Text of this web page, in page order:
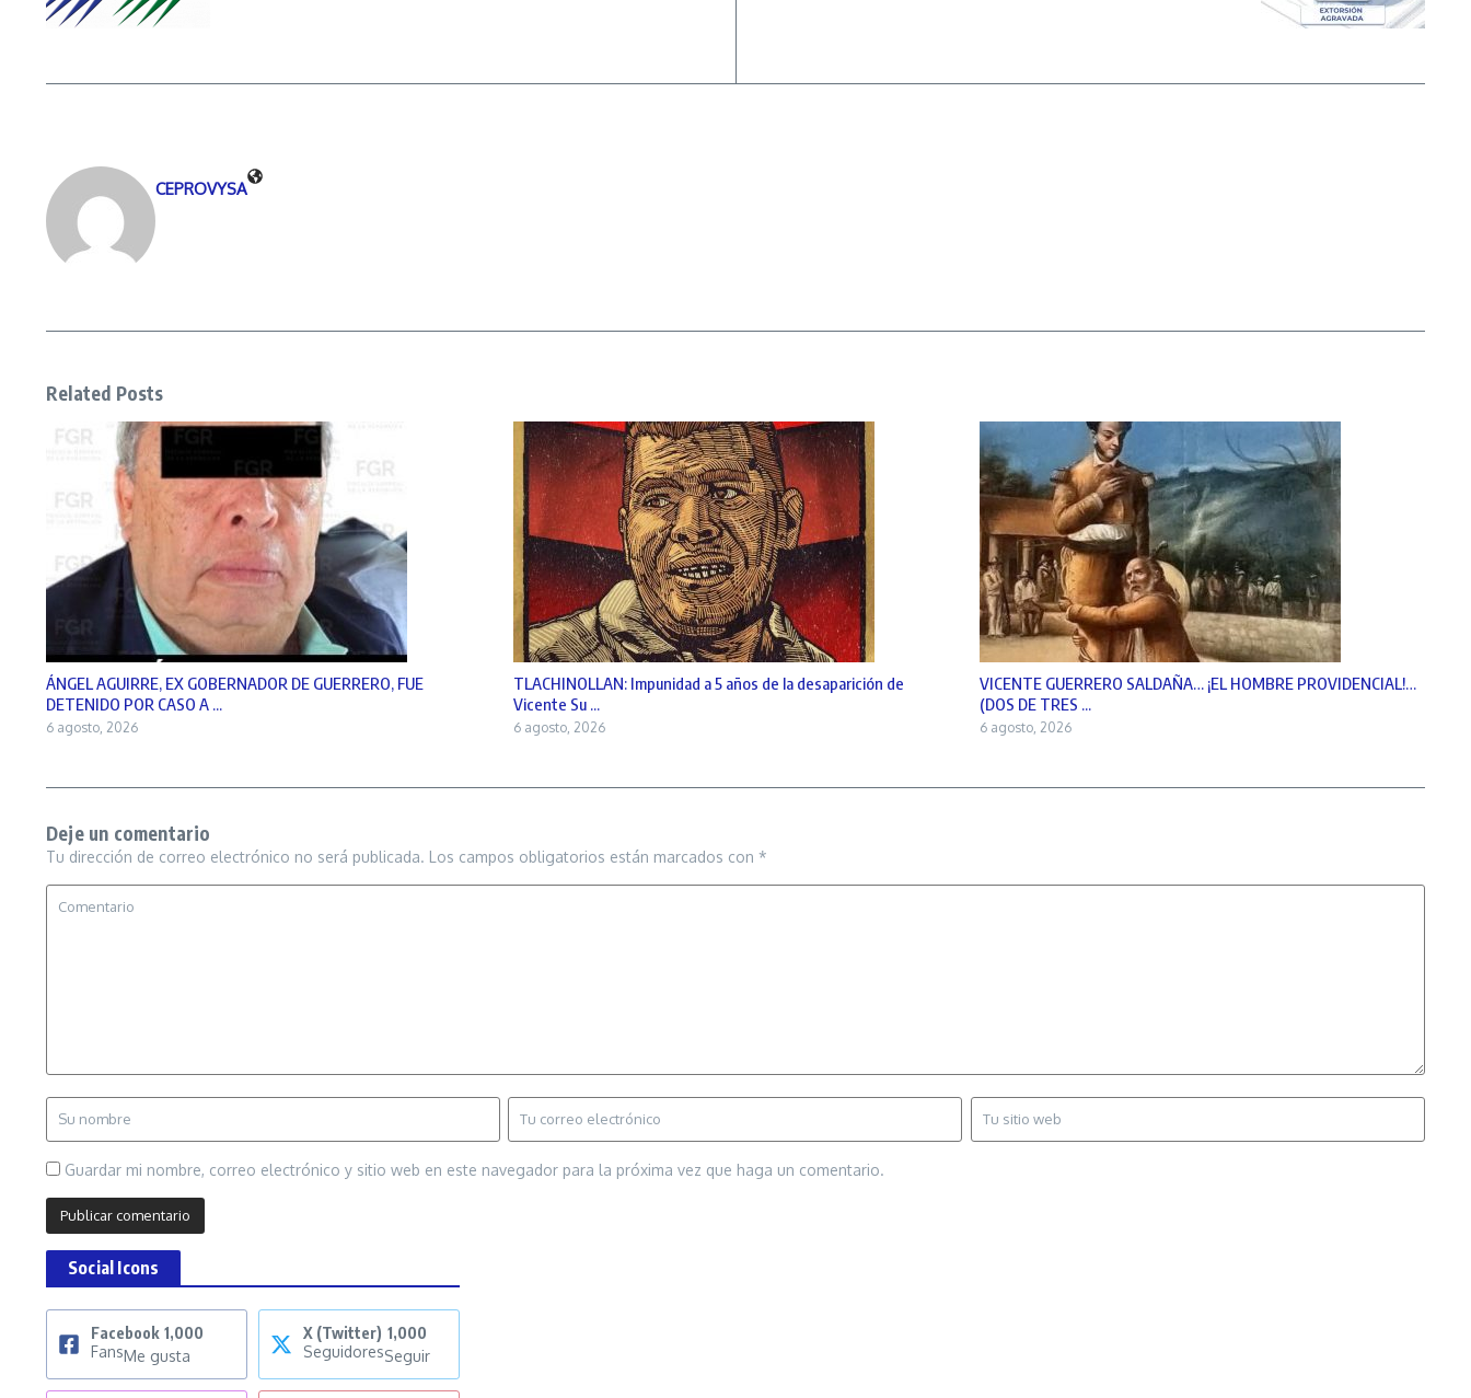
CEPROVYSA
Related Posts
ÁNGEL AGUIRRE, EX GOBERNADOR DE GUERRERO, FUE
DETENIDO POR CASO A ...
6 agosto, 2026
TLACHINOLLAN: Impunidad a 5 años de la desaparición de
Vicente Su ...
6 agosto, 2026
VICENTE GUERRERO SALDAÑA… ¡EL HOMBRE PROVIDENCIAL!…
(DOS DE TRES ...
6 agosto, 2026
Deje un comentario
Tu dirección de correo electrónico no será publicada. Los campos obligatorios están marcados con *
Guardar mi nombre, correo electrónico y sitio web en este navegador para la próxima vez que haga un comentario.
Social Icons
Facebook 1,000
FansMe gusta
X (Twitter) 1,000
SeguidoresSeguir